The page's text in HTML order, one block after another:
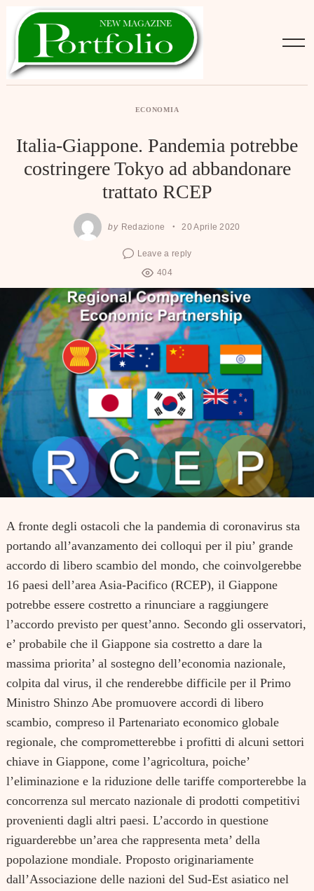
ECONOMIA
Italia-Giappone. Pandemia potrebbe
costringere Tokyo ad abbandonare
trattato RCEP
by Redazione 20 Aprile 2020
Leave a reply
404
A fronte degli ostacoli che la pandemia di coronavirus sta
portando all’avanzamento dei colloqui per il piu’ grande
accordo di libero scambio del mondo, che coinvolgerebbe
16 paesi dell’area Asia-Pacifico (RCEP), il Giappone
potrebbe essere costretto a rinunciare a raggiungere
l’accordo previsto per quest’anno. Secondo gli osservatori,
e’ probabile che il Giappone sia costretto a dare la
massima priorita’ al sostegno dell’economia nazionale,
colpita dal virus, il che renderebbe difficile per il Primo
Ministro Shinzo Abe promuovere accordi di libero
scambio, compreso il Partenariato economico globale
regionale, che comprometterebbe i profitti di alcuni settori
chiave in Giappone, come l’agricoltura, poiche’
l’eliminazione e la riduzione delle tariffe comporterebbe la
concorrenza sul mercato nazionale di prodotti competitivi
provenienti dagli altri paesi. L’accordo in questione
riguarderebbe un’area che rappresenta meta’ della
popolazione mondiale. Proposto originariamente
dall’Associazione delle nazioni del Sud-Est asiatico nel